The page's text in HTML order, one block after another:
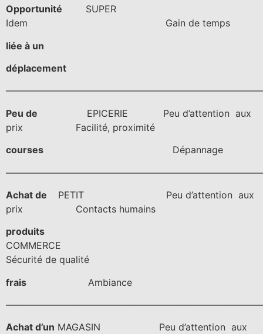
Opportunité SUPER
Idem Gain de temps
liée à un
déplacement
Peu de
EPICERIE Peu d’attention aux
prix Facilité, proximité
courses Dépannage
Achat de
PETIT Peu d’attention aux
prix Contacts humains
produits
COMMERCE
Sécurité de qualité
frais Ambiance
Achat d’un MAGASIN Peu d’attention aux